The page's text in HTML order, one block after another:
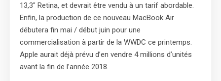
13,3″ Retina, et devrait être vendu à un tarif abordable.
Enfin, la production de ce nouveau MacBook Air
débutera fin mai / début juin pour une
commercialisation à partir de la WWDC ce printemps.
Apple aurait déjà prévu d’en vendre 4 millions d’unités
avant la fin de l’année 2018.